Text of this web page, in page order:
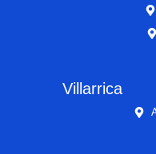
Villarrica